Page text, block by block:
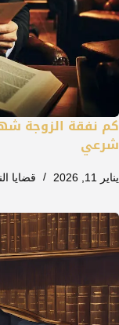
كم نفقة الزوجة
شرعي
يناير 11, 2026 قضايا